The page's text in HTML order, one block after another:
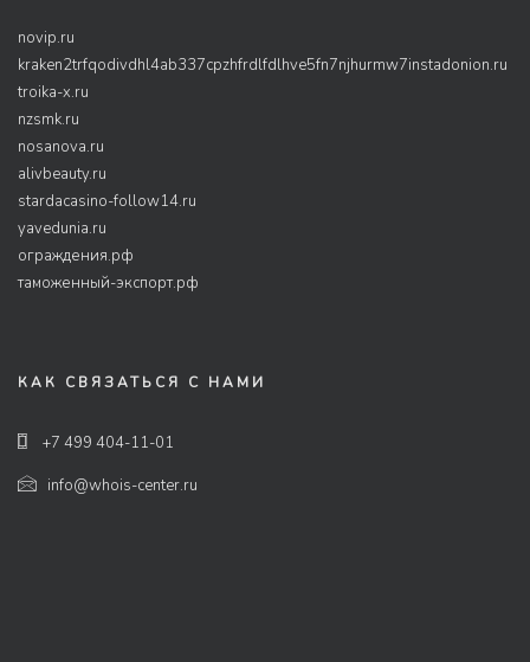
novip.ru
kraken2trfqodivdhl4ab337cpzhfrdlfdlhve5fn7njhurmw7instadonion.ru
troika-x.ru
nzsmk.ru
nosanova.ru
alivbeauty.ru
stardacasino-follow14.ru
yavedunia.ru
ограждения.рф
таможенный-экспорт.рф
КАК СВЯЗАТЬСЯ С НАМИ
+7 499 404-11-01
info@whois-center.ru